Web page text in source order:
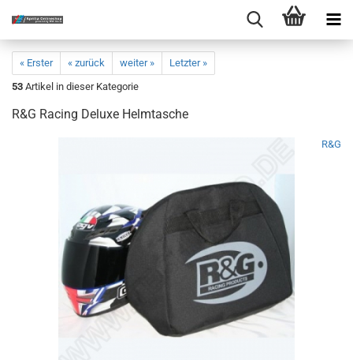
« Erster « zurück weiter »
Letzter »
53 Artikel in dieser Kategorie
R&G Racing Deluxe Helmtasche
R&G